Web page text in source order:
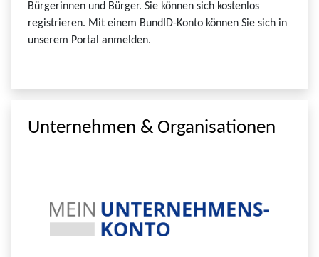
Bürgerinnen und Bürger. Sie können sich kostenlos
registrieren. Mit einem BundID-Konto können Sie sich in
unserem Portal anmelden.
Unternehmen & Organisationen